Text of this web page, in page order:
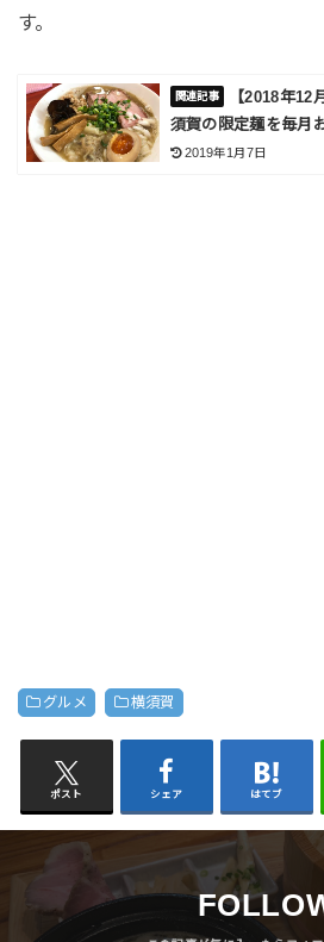
す。
【2018年12
須賀の限定麺を毎月
2019年1月7日
グルメ 横須賀
ポスト シェア はてブ